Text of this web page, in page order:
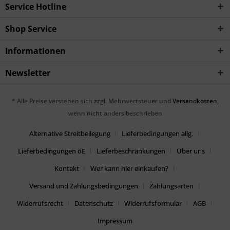
Service Hotline
Shop Service
Informationen
Newsletter
* Alle Preise verstehen sich zzgl. Mehrwertsteuer und Versandkosten,
wenn nicht anders beschrieben
Alternative Streitbeilegung
Lieferbedingungen allg.
Lieferbedingungen öE
Lieferbeschränkungen
Über uns
Kontakt
Wer kann hier einkaufen?
Versand und Zahlungsbedingungen
Zahlungsarten
Widerrufsrecht
Datenschutz Widerrufsformular
AGB
Impressum